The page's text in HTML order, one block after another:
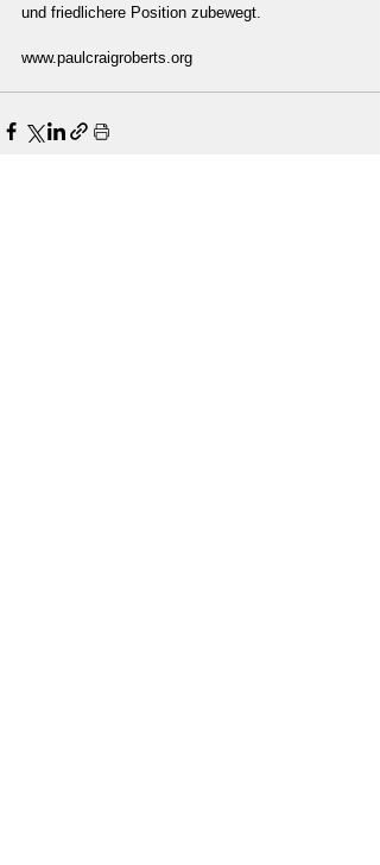
und friedlichere Position zubewegt.
www.paulcraigroberts.org